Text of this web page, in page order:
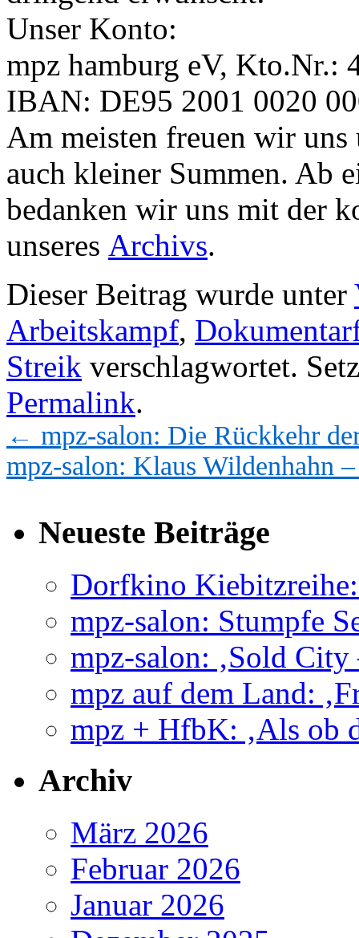
Unser Konto:
mpz hamburg eV, Kto.Nr.:
IBAN: DE95 2001 0020
Am meisten freuen wir uns
auch kleiner Summen. Ab
bedanken wir uns mit der
unseres Archivs.
Dieser Beitrag wurde unter
Arbeitskampf,
Streik verschlagwortet.
Permalink.
← mpz-salon: Die Rückkehr
mpz-salon: Klaus Wildenhahn
Neueste Beiträge
Dorfkino Kiebitzreihe:
mpz-salon: Stumpfe
mpz-salon: ‚Sold
mpz auf dem Land:
mpz + HfbK: ‚Als ob
Archiv
März 2026
Februar 2026
Januar 2026